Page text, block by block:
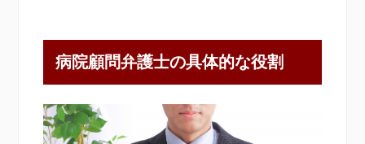
病院顧問弁護士の具体的な役割